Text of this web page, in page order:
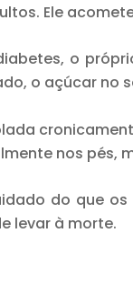
Ele
o
o açúcar no
nos pés,
do que
levar à morte.